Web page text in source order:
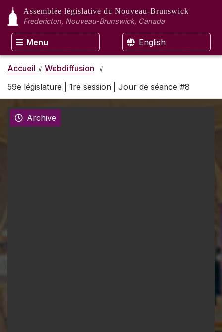
Assemblée législative du Nouveau-Brunswick
Fredericton, Nouveau-Brunswick, Canada
Menu English
Accueil
Webdiffusion
59e législature | 1re session | Jour de séance #8
Archive